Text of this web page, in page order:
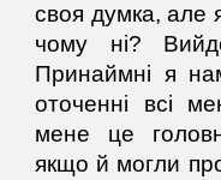
своя думка, але
чому ні?
Принаймні я
оточенні всі
мене це
якщо й могли